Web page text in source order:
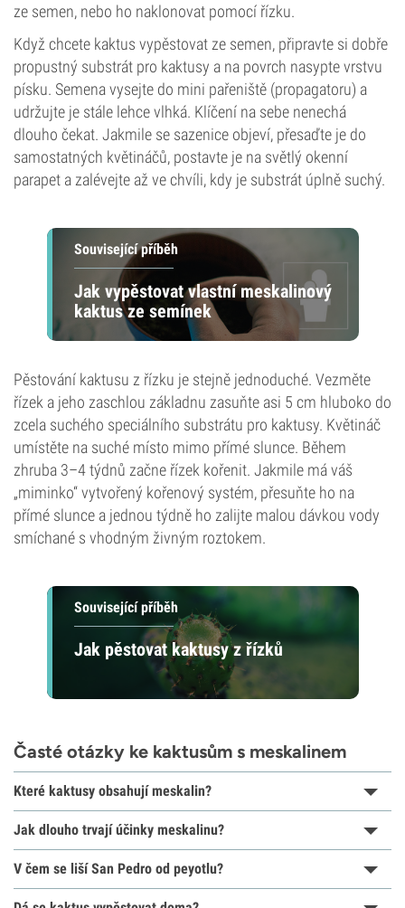
ze semen, nebo ho naklonovat pomocí řízku.
Když chcete kaktus vypěstovat ze semen, připravte si dobře
propustný substrát pro kaktusy a na povrch nasypte vrstvu
písku. Semena vysejte do mini pařeniště (propagatoru) a
udržujte je stále lehce vlhká. Klíčení na sebe nenechá
dlouho čekat. Jakmile se sazenice objeví, přesaďte je do
samostatných květináčů, postavte je na světlý okenní
parapet a zalévejte až ve chvíli, kdy je substrát úplně suchý.
Související příběh
Jak vypěstovat vlastní meskalinový
kaktus ze semínek
Pěstování kaktusu z řízku je stejně jednoduché. Vezměte
řízek a jeho zaschlou základnu zasuňte asi 5 cm hluboko do
zcela suchého speciálního substrátu pro kaktusy. Květináč
umístěte na suché místo mimo přímé slunce. Během
zhruba 3–4 týdnů začne řízek kořenit. Jakmile má váš
„miminko“ vytvořený kořenový systém, přesuňte ho na
přímé slunce a jednou týdně ho zalijte malou dávkou vody
smíchané s vhodným živným roztokem.
Související příběh
Jak pěstovat kaktusy z řízků
Časté otázky ke kaktusům s meskalinem
Které kaktusy obsahují meskalin?
Jak dlouho trvají účinky meskalinu?
V čem se liší San Pedro od peyotlu?